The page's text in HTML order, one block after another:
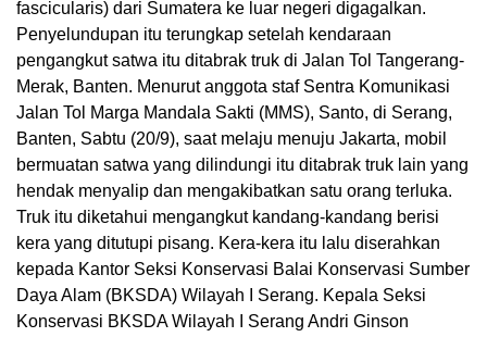
fascicularis) dari Sumatera ke luar negeri digagalkan.
Penyelundupan itu terungkap setelah kendaraan
pengangkut satwa itu ditabrak truk di Jalan Tol Tangerang-
Merak, Banten. Menurut anggota staf Sentra Komunikasi
Jalan Tol Marga Mandala Sakti (MMS), Santo, di Serang,
Banten, Sabtu (20/9), saat melaju menuju Jakarta, mobil
bermuatan satwa yang dilindungi itu ditabrak truk lain yang
hendak menyalip dan mengakibatkan satu orang terluka.
Truk itu diketahui mengangkut kandang-kandang berisi
kera yang ditutupi pisang. Kera-kera itu lalu diserahkan
kepada Kantor Seksi Konservasi Balai Konservasi Sumber
Daya Alam (BKSDA) Wilayah I Serang. Kepala Seksi
Konservasi BKSDA Wilayah I Serang Andri Ginson